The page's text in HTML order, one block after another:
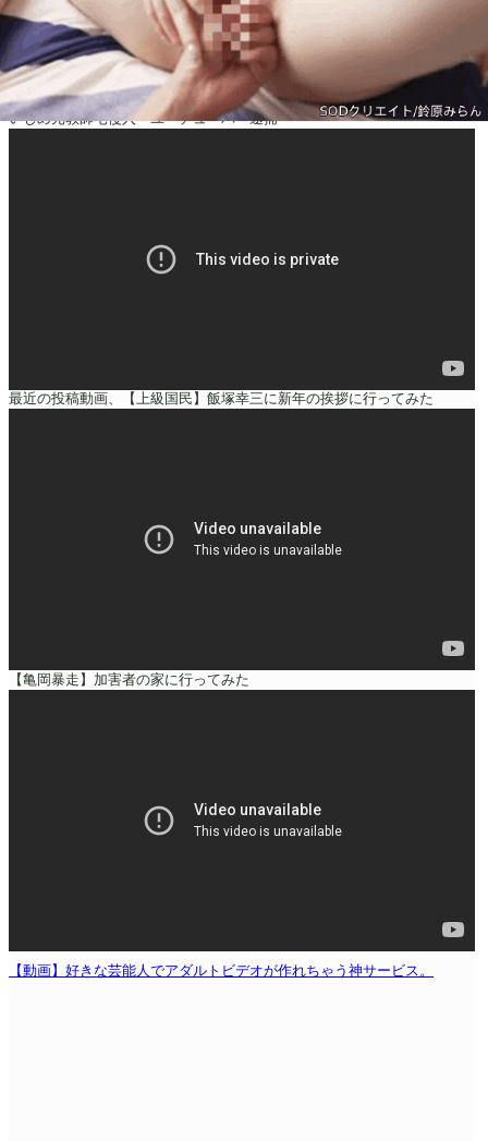
いじめ元教師宅侵入 ユーチューバー逮捕
最近の投稿動画、【上級国民】飯塚幸三に新年の挨拶に行ってみた
【亀岡暴走】加害者の家に行ってみた
【動画】好きな芸能人でアダルトビデオが作れちゃう神サービス。